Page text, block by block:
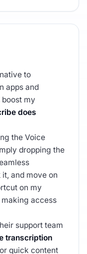
to
apps and
boost my
does
the Voice
dropping the
and move on
on my
access
support team
transcription
quick content